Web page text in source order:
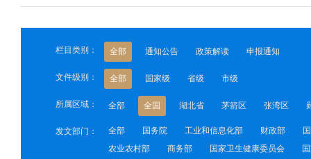
栏目类别： 全部 通知公告 政策解读 申报通知
文件级别： 全部 国家级 省级 市级
所属区域： 全部 全国 湖北省 茅箭区 张湾区
发文部门： 全部 国务院 工业和信息化部 财政部
农业农村部
商务部 国家卫生健康委员会